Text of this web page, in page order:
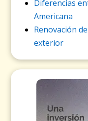
Diferencias
Americana
Renovación
exterior